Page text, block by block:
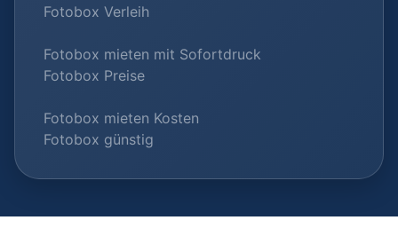
Fotobox Verleih
Fotobox mieten mit Sofortdruck
Fotobox Preise
Fotobox mieten Kosten
Fotobox günstig